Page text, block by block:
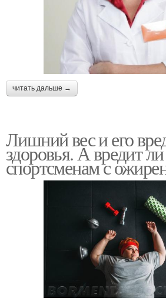
читать дальше →
Лишний вес и его
здоровья. А вредит
спортсменам с